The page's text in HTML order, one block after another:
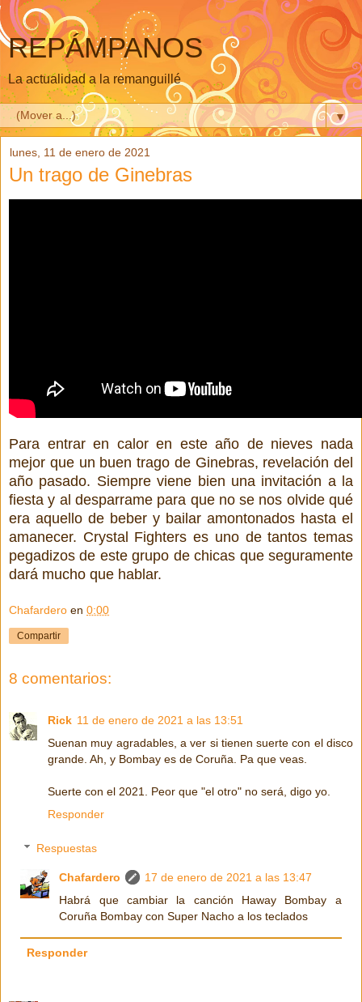
REPÁMPANOS
La actualidad a la remanguillé
▼
lunes, 11 de enero de 2021
Un trago de Ginebras
Para entrar en calor en este año de nieves nada
mejor que un buen trago de Ginebras, revelación del
año pasado. Siempre viene bien una invitación a la
fiesta y al desparrame para que no se nos olvide qué
era aquello de beber y bailar amontonados hasta el
amanecer. Crystal Fighters es uno de tantos temas
pegadizos de este grupo de chicas que seguramente
dará mucho que hablar.
Chafardero en 0:00
Compartir
8 comentarios:
Rick 11 de enero de 2021 a las 13:51
Suenan muy agradables, a ver si tienen suerte con el disco
grande. Ah, y Bombay es de Coruña. Pa que veas.
Suerte con el 2021. Peor que "el otro" no será, digo yo.
Responder
Respuestas
Chafardero
17 de enero de 2021 a las 13:47
Habrá que cambiar la canción Haway Bombay a
Coruña Bombay con Super Nacho a los teclados
Responder